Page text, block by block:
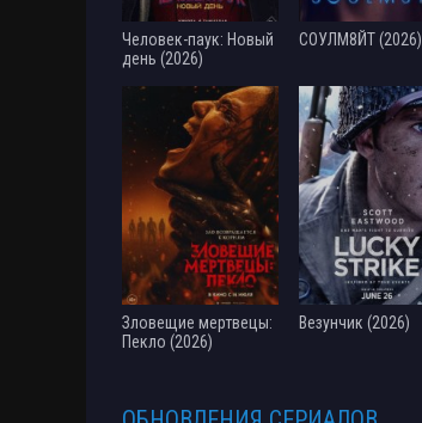
Человек-паук: Новый
день (2026)
СОУЛМ8ЙТ (2026)
Зловещие мертвецы:
Пекло (2026)
Везунчик (2026)